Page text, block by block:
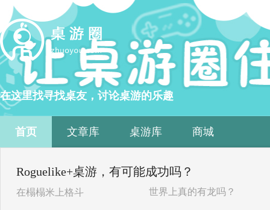
在这里找寻找桌友，讨论桌游的乐趣
首页 文章库 桌游库 商城
Roguelike+桌游，有可能成功吗？
在榻榻米上格斗 世界上真的有龙吗？